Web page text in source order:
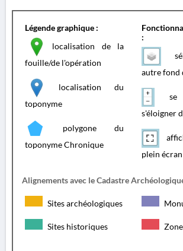
Légende graphique :
localisation de la
fouille/de l'opération
localisation du
toponyme
polygone du
toponyme Chronique
:
autre fond
se
s'éloigner
plein écran
Alignements avec le Cadastre
Sites archéologiques
Sites historiques